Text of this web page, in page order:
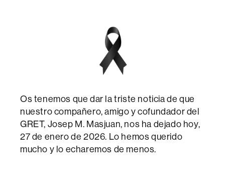
Os tenemos que dar la triste noticia de que
nuestro compañero, amigo y cofundador del
GRET, Josep M. Masjuan, nos ha dejado hoy,
27 de enero de 2026. Lo hemos querido
mucho y lo echaremos de menos.